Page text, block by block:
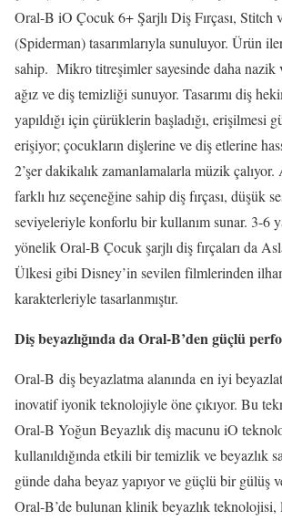
Oral-B iO Çocuk 6+ Şarjlı Diş Fırçası, Stitch
(Spiderman) tasarımlarıyla sunuluyor. Ürün
sahip. Mikro titreşimler sayesinde daha nazik
ağız ve diş temizliği sunuyor. Tasarımı diş
yapıldığı için çürüklerin başladığı, erişilmesi
erişiyor; çocukların dişlerine ve diş etlerine
2’şer dakikalık zamanlamalarla müzik
farklı hız seçeneğine sahip diş fırçası, düşük
seviyeleriyle konforlu bir kullanım sunar. 3-6
yönelik Oral-B Çocuk şarjlı diş fırçaları da
Ülkesi gibi Disney’in sevilen filmlerinden
karakterleriyle tasarlanmıştır.
Diş beyazlığında da Oral-B’den güçlü
Oral-B diş beyazlatma alanında en iyi
inovatif iyonik teknolojiyle öne çıkıyor. Bu
Oral-B Yoğun Beyazlık diş macunu iO
kullanıldığında etkili bir temizlik ve beyazlık
günde daha beyaz yapıyor ve güçlü bir gülüş
Oral-B’de bulunan klinik beyazlık teknolojisi,